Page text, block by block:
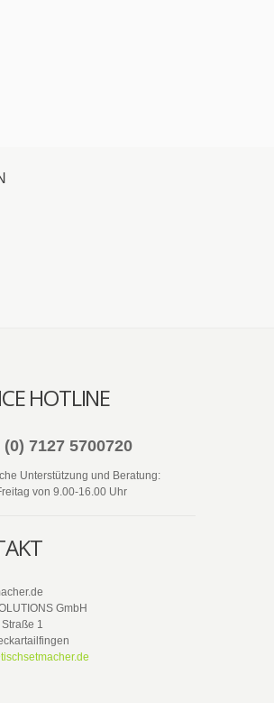
HOTLINE
(0) 7127 5700720
Unterstützung und Beratung:
von 9.00-16.00 Uhr
GmbH
1